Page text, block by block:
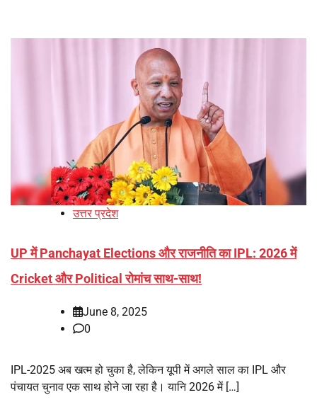
उत्तर प्रदेश
UP में Panchayat Elections और राजनीति का IPL: 2026 में
Cricket और Political रोमांच साथ-साथ!
June 8, 2025
0
IPL-2025 अब खत्म हो चुका है, लेकिन यूपी में अगले साल का IPL और
पंचायत चुनाव एक साथ होने जा रहा है। यानि 2026 में […]